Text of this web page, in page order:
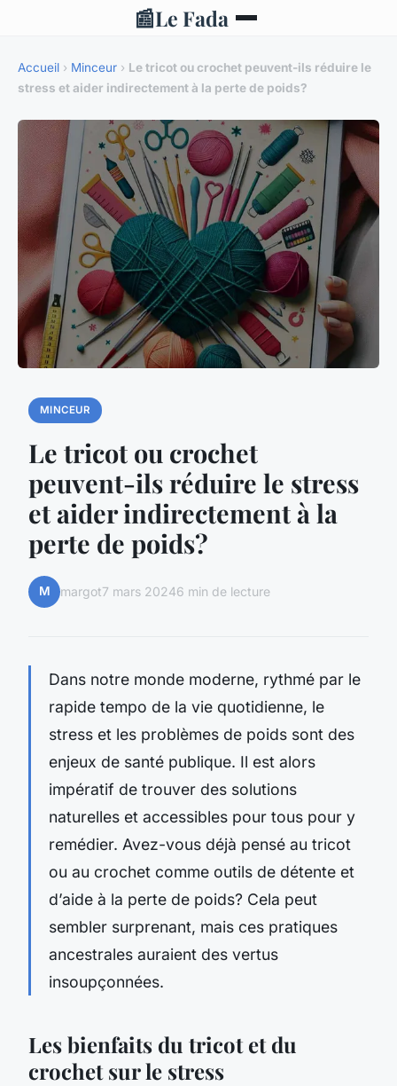
📰Le Fada
Accueil › Minceur › Le tricot ou crochet peuvent-ils réduire le
stress et aider indirectement à la perte de poids?
MINCEUR
Le tricot ou crochet
peuvent-ils réduire le stress
et aider indirectement à la
perte de poids?
M margot7 mars 20246 min de lecture
Dans notre monde moderne, rythmé par le
rapide tempo de la vie quotidienne, le
stress et les problèmes de poids sont des
enjeux de santé publique. Il est alors
impératif de trouver des solutions
naturelles et accessibles pour tous pour y
remédier. Avez-vous déjà pensé au tricot
ou au crochet comme outils de détente et
d’aide à la perte de poids? Cela peut
sembler surprenant, mais ces pratiques
ancestrales auraient des vertus
insoupçonnées.
Les bienfaits du tricot et du
crochet sur le stress